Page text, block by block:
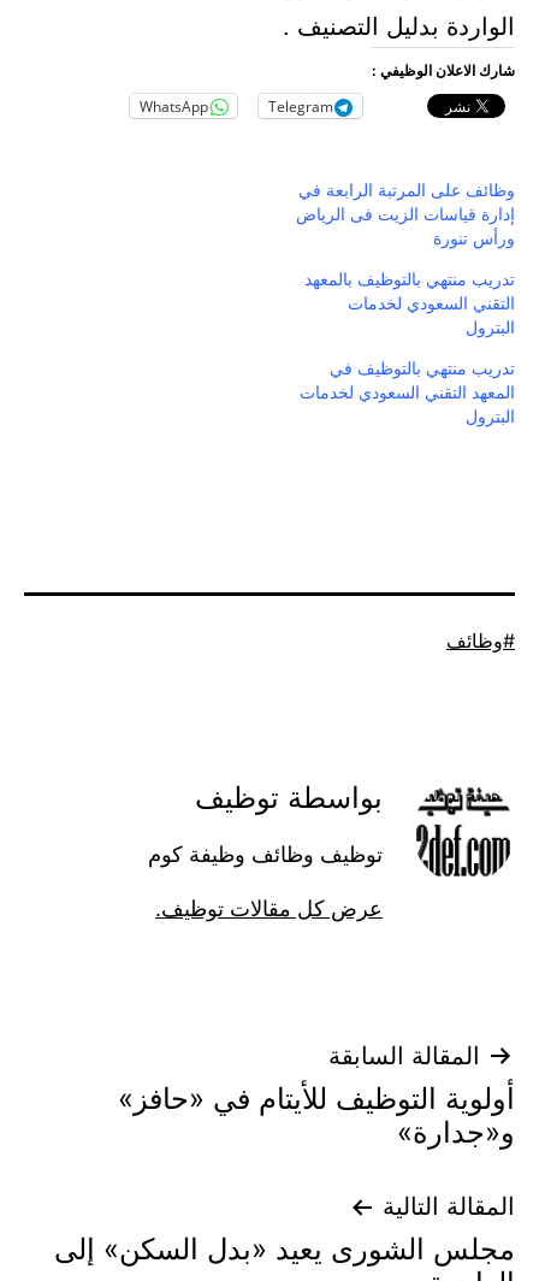
الواردة بدليل التصنيف .
شارك الاعلان الوظيفي :
Telegram
WhatsApp
وظائف على المرتبة الرابعة في
إدارة قياسات الزيت فى الرياض
ورأس تنورة
تدريب منتهي بالتوظيف بالمعهد
التقني السعودي لخدمات
البترول
تدريب منتهي بالتوظيف في
المعهد التقني السعودي لخدمات
البترول
موسوم
وظائف
بواسطة توظيف
توظيف وظائف وظيفة كوم
عرض كل مقالات توظيف.
تصفّح
المقالات
المقالة السابقة
أولوية التوظيف للأيتام في «حافز»
و«جدارة»
المقالة التالية
مجلس الشورى يعيد «بدل السكن» إلى